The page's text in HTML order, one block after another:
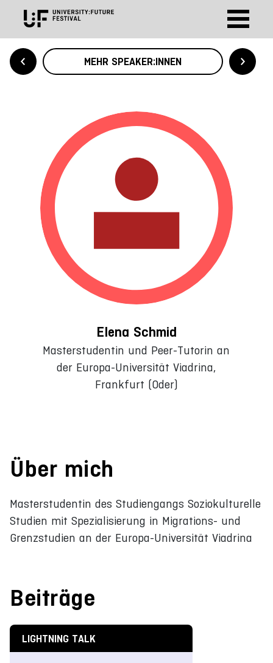
MEHR SPEAKER:INNEN
Elena Schmid
Masterstudentin und Peer-Tutorin an
der Europa-Universität Viadrina,
Frankfurt (Oder)
Über mich
Masterstudentin des Studiengangs Soziokulturelle
Studien mit Spezialisierung in Migrations- und
Grenzstudien an der Europa-Universität Viadrina
Beiträge
LIGHTNING TALK